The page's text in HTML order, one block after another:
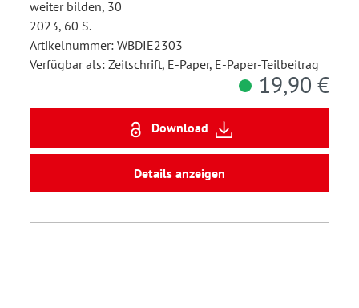
weiter bilden, 30
2023, 60 S.
Artikelnummer: WBDIE2303
Verfügbar als: Zeitschrift, E-Paper, E-Paper-Teilbeitrag
19,90 €
Download
Details anzeigen